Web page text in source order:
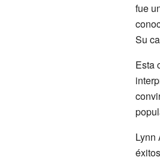
fue
Su
Esta
Lynn